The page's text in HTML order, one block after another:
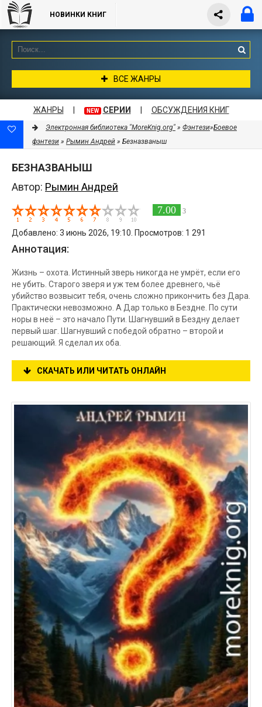
НОВИНКИ КНИГ
ВСЕ ЖАНРЫ
ЖАНРЫ NEW СЕРИИ ОБСУЖДЕНИЯ КНИГ
Электронная библиотека "MoreKnig.org" » Фэнтези»Боевое
фэнтези » Рымин Андрей » Безназваныш
БЕЗНАЗВАНЫШ
Автор: Рымин Андрей
7.00 3
Добавлено: 3 июнь 2026, 19:10. Просмотров: 1 291
Аннотация:
Жизнь – охота. Истинный зверь никогда не умрёт, если его
не убить. Старого зверя и уж тем более древнего, чьё
убийство возвысит тебя, очень сложно прикончить без Дара.
Практически невозможно. А Дар только в Бездне. По сути
норы в неё – это начало Пути. Шагнувший в Бездну делает
первый шаг. Шагнувший с победой обратно – второй и
решающий. Я сделал их оба.
СКАЧАТЬ ИЛИ ЧИТАТЬ ОНЛАЙН